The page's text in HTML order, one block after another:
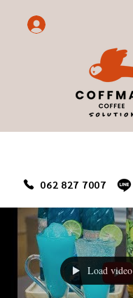
062 827 7007
Load video